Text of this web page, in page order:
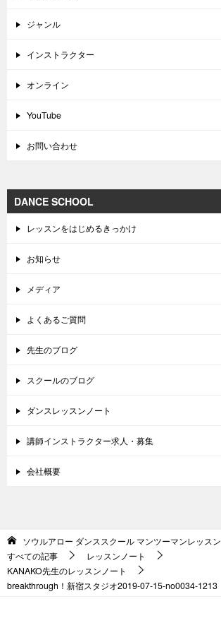
ジャンル
インストラクター
オンライン
YouTube
お問い合わせ
DANCE SCHOOL
レッスンをはじめるきっかけ
お知らせ
メディア
よくあるご質問
先生のブログ
スクールのブログ
ダンスレッスンノート
講師インストラクター求人・募集
会社概要
ソウルアロー ダンススクール マンツーマンレッスン
すべての記事
レッスンノート
KANAKO先生のレッスンノート
breakthrough！新宿スタジオ2019-07-15-no0034-1213